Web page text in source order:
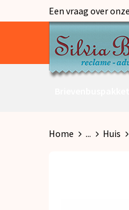
Een vraag over
Home ... Huis